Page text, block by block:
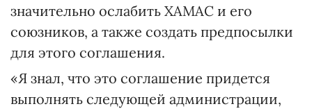
значительно ослабить ХАМАС и его
союзников, а также создать предпосылки
для этого соглашения.
«Я знал, что это соглашение придется
выполнять следующей администрации,